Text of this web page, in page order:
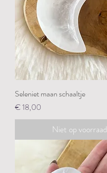
Seleniet maan schaaltje
Prijs
€ 18,00
Niet op voorraad